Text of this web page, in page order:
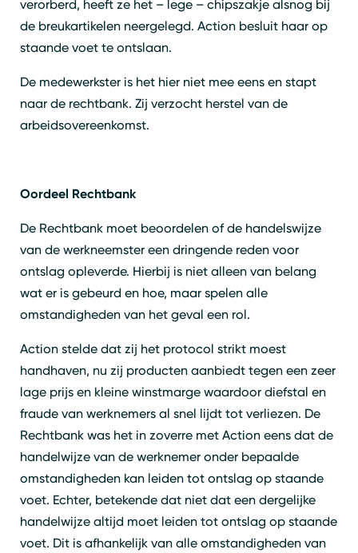
verorberd, heeft ze het – lege – chipszakje alsnog bij
de breukartikelen neergelegd. Action besluit haar op
staande voet te ontslaan.
De medewerkster is het hier niet mee eens en stapt
naar de rechtbank. Zij verzocht herstel van de
arbeidsovereenkomst.
Oordeel Rechtbank
De Rechtbank moet beoordelen of de handelswijze
van de werkneemster een dringende reden voor
ontslag opleverde. Hierbij is niet alleen van belang
wat er is gebeurd en hoe, maar spelen alle
omstandigheden van het geval een rol.
Action stelde dat zij het protocol strikt moest
handhaven, nu zij producten aanbiedt tegen een zeer
lage prijs en kleine winstmarge waardoor diefstal en
fraude van werknemers al snel lijdt tot verliezen. De
Rechtbank was het in zoverre met Action eens dat de
handelwijze van de werknemer onder bepaalde
omstandigheden kan leiden tot ontslag op staande
voet. Echter, betekende dat niet dat een dergelijke
handelwijze altijd moet leiden tot ontslag op staande
voet. Dit is afhankelijk van alle omstandigheden van
Zoeken Sluiten